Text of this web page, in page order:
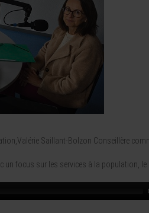
Saillant-Bolzon Conseillère
focus sur les services à la population, le